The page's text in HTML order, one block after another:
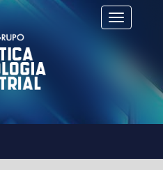
Alternar